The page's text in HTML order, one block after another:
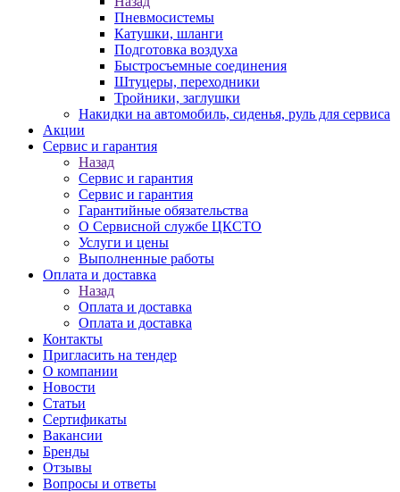
Пневмосистемы
Катушки, шланги
Подготовка воздуха
Быстросъемные соединения
Штуцеры, переходники
Тройники, заглушки
Накидки на автомобиль, сиденья, руль для сервиса
Акции
Сервис и гарантия
Назад
Сервис и гарантия
Сервис и гарантия
Гарантийные обязательства
О Сервисной службе ЦКСТО
Услуги и цены
Выполненные работы
Оплата и доставка
Назад
Оплата и доставка
Оплата и доставка
Контакты
Пригласить на тендер
О компании
Новости
Статьи
Сертификаты
Вакансии
Бренды
Отзывы
Вопросы и ответы